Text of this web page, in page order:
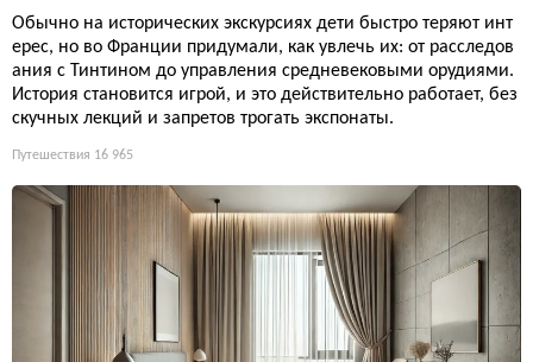
Обычно на исторических экскурсиях дети быстро теряют инт
ерес, но во Франции придумали, как увлечь их: от расследов
ания с Тинтином до управления средневековыми орудиями.
История становится игрой, и это действительно работает, без
скучных лекций и запретов трогать экспонаты.
Путешествия 16 965